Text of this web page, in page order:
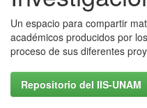
Un espacio para compartir
académicos producidos por
proceso de sus diferentes
Repositorio del IIS-UNAM